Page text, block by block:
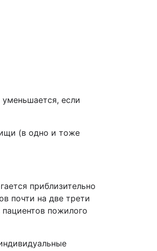
если
(в одно и тоже
приблизительно
почти на две трети
пожилого